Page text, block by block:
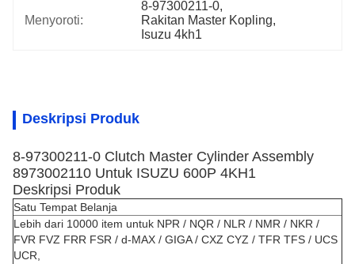
Menyoroti:
8-97300211-0,
Rakitan Master Kopling,
Isuzu 4kh1
Deskripsi Produk
8-97300211-0 Clutch Master Cylinder Assembly
8973002110 Untuk ISUZU 600P 4KH1
Deskripsi Produk
Satu Tempat Belanja
Lebih dari 10000 item untuk NPR / NQR / NLR / NMR / NKR /
FVR FVZ FRR FSR / d-MAX / GIGA / CXZ CYZ / TFR TFS / UCS
UCR,